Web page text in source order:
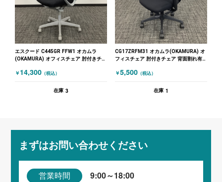
エスクード C445GR FFW1 オカムラ
(OKAMURA) オフィスチェア 肘付きチェ
￥ 14,300 （税込）
在庫 3
CG17ZRFM31 オカムラ(OKAMURA) オ
フィスチェア 肘付きチェア 背面割れ有
￥5,500 （税込）
在庫 1
まずはお問い合わせください
営業時間 9:00～18:00